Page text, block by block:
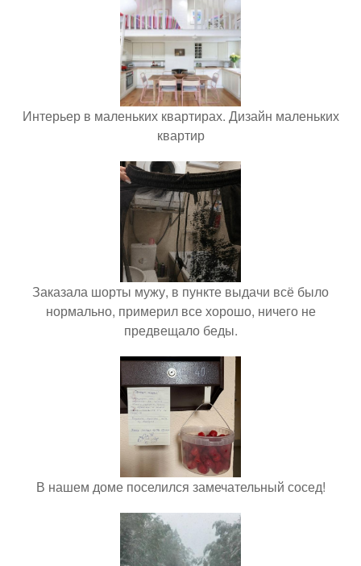
Интерьер в маленьких квартирах. Дизайн маленьких
квартир
Заказала шорты мужу, в пункте выдачи всё было
нормально, примерил все хорошо, ничего не
предвещало беды.
В нашем доме поселился замечательный сосед!